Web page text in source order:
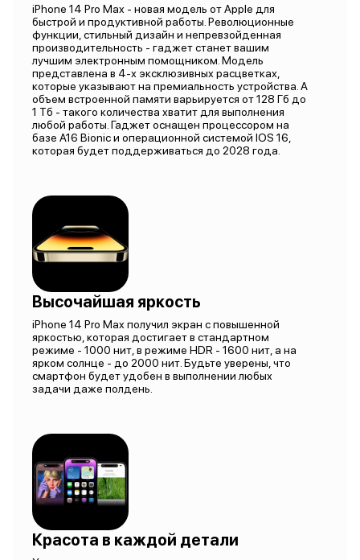
iPhone 14 Pro Max - новая модель от Apple для
быстрой и продуктивной работы. Революционные
функции, стильный дизайн и непревзойденная
производительность - гаджет станет вашим
лучшим электронным помощником. Модель
представлена в 4-х эксклюзивных расцветках,
которые указывают на премиальность устройства. А
объем встроенной памяти варьируется от 128 Гб до
1 Тб - такого количества хватит для выполнения
любой работы. Гаджет оснащен процессором на
базе A16 Bionic и операционной системой IOS 16,
которая будет поддерживаться до 2028 года.
Высочайшая яркость
iPhone 14 Pro Max получил экран с повышенной
яркостью, которая достигает в стандартном
режиме - 1000 нит, в режиме HDR - 1600 нит, а на
ярком солнце - до 2000 нит. Будьте уверены, что
смартфон будет удобен в выполнении любых
задачи даже полдень.
Красота в каждой детали